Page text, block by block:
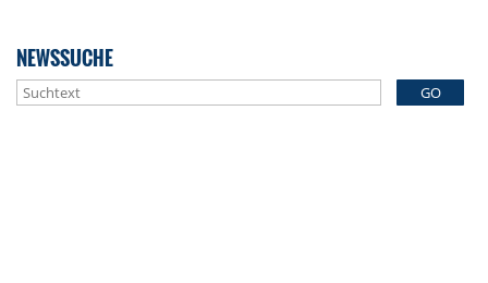
NEWSSUCHE
GO